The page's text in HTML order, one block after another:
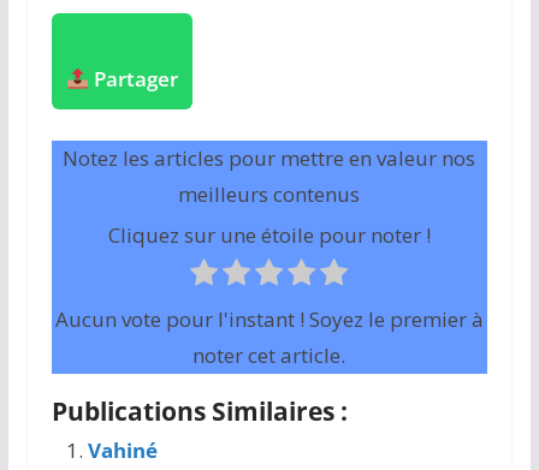
Partager
Notez les articles pour mettre en valeur nos
meilleurs contenus
Cliquez sur une étoile pour noter !
Aucun vote pour l'instant ! Soyez le premier à
noter cet article.
Publications Similaires :
Vahiné